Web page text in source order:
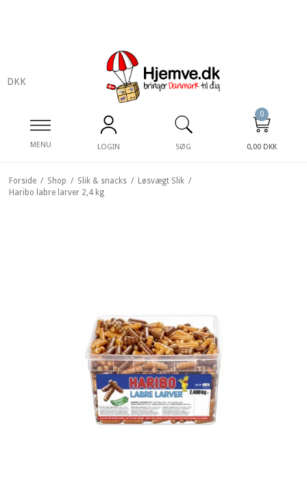
DKK
MENU LOGIN SØG
0
0,00 DKK
Forside / Shop / Slik & snacks / Løsvægt Slik /
Haribo labre larver 2,4 kg